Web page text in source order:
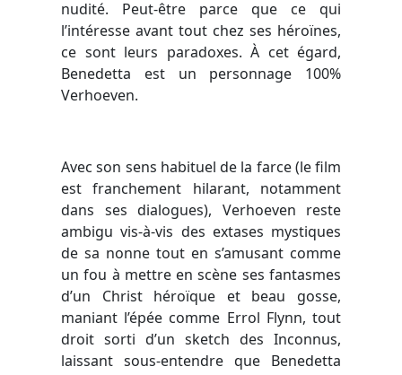
nudité. Peut-être parce que ce qui
l’intéresse avant tout chez ses héroïnes,
ce sont leurs paradoxes. À cet égard,
Benedetta est un personnage 100%
Verhoeven.
Avec son sens habituel de la farce (le film
est franchement hilarant, notamment
dans ses dialogues), Verhoeven reste
ambigu vis-à-vis des extases mystiques
de sa nonne tout en s’amusant comme
un fou à mettre en scène ses fantasmes
d’un Christ héroïque et beau gosse,
maniant l’épée comme Errol Flynn, tout
droit sorti d’un sketch des Inconnus,
laissant sous-entendre que Benedetta